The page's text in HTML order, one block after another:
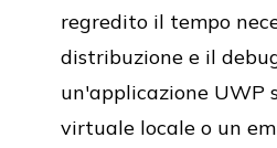
regredito il tempo
distribuzione e il
un'applicazione UWP
virtuale locale o un